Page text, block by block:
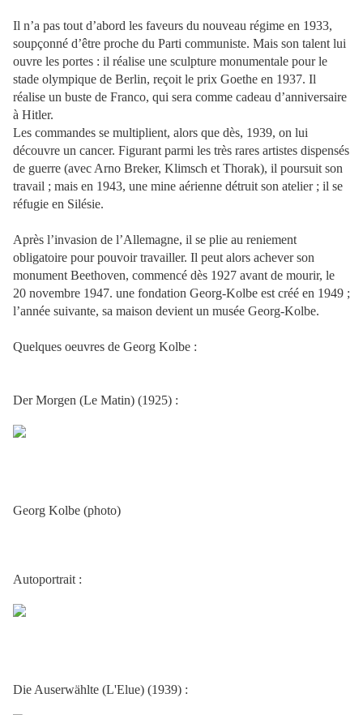
Il n’a pas tout d’abord les faveurs du nouveau régime en 1933,
soupçonné d’être proche du Parti communiste. Mais son talent lui
ouvre les portes : il réalise une sculpture monumentale pour le
stade olympique de Berlin, reçoit le prix Goethe en 1937. Il
réalise un buste de Franco, qui sera comme cadeau d’anniversaire
à Hitler.
Les commandes se multiplient, alors que dès, 1939, on lui
découvre un cancer. Figurant parmi les très rares artistes dispensés
de guerre (avec Arno Breker, Klimsch et Thorak), il poursuit son
travail ; mais en 1943, une mine aérienne détruit son atelier ; il se
réfugie en Silésie.
Après l’invasion de l’Allemagne, il se plie au reniement
obligatoire pour pouvoir travailler. Il peut alors achever son
monument Beethoven, commencé dès 1927 avant de mourir, le
20 novembre 1947. une fondation Georg-Kolbe est créé en 1949 ;
l’année suivante, sa maison devient un musée Georg-Kolbe.
Quelques oeuvres de Georg Kolbe :
Der Morgen (Le Matin) (1925) :
Georg Kolbe (photo)
Autoportrait :
Die Auserwählte (L'Elue) (1939) :